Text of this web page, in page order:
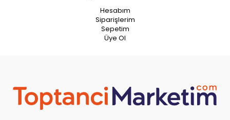
Hesabım
Siparişlerim
Sepetim
Üye Ol